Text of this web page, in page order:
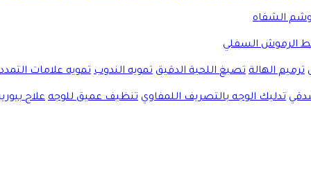
وشم الشفاه
الرموش السفلي
ترميم الهالة تصبغ اللحية الدقيق تمويه الندوب تمويه علامات التمدد
تدليك الوجه بالتصريف اللمفاوي تنظيف عميق للوجه علاج